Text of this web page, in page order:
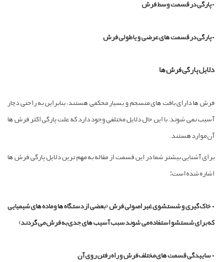
در قسمت وسط فرش
در قسمت های عرضی و یا طولی فرش
پارگی فرش ها
ها دارای بافت های منسجم و بسیار محکمی هستند؛ بنابراین به راحتی دچار
نمی شوند. با این حال دلایل مختلفی وجود دارد که علت پارگی اکثر فرش ها
موارد هستند.
آشنایی بیشتر شما در این قسمت از مقاله به مهم ترین دلایل پارگی فرش ها
شده است:
خاک گیری و شستشوی غیر اصولی فرش (بعضی از دستگاه ها و ماده های شیمیایی
برای شستشو استفاده می شوند سبب آسیب های جدی به فرش می گردند)
ساییدگی قسمت های مختلف فرش و راه رفتن روی آن